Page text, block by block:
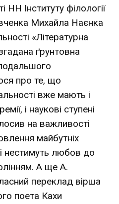
НН Інституту філології
Михайла Наєнка
«Літературна
ґрунтовна
подальшого
про те, що
вже мають і
і наукові ступені
на важливості
майбутніх
нестимуть любов до
А ще А.
переклад вірша
поета Кахи